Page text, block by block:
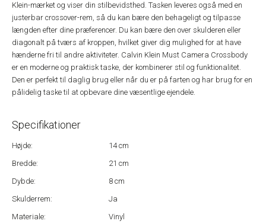
Klein-mærket og viser din stilbevidsthed. Tasken leveres også med en
justerbar crossover-rem, så du kan bære den behageligt og tilpasse
længden efter dine præferencer. Du kan bære den over skulderen eller
diagonalt på tværs af kroppen, hvilket giver dig mulighed for at have
hænderne fri til andre aktiviteter. Calvin Klein Must Camera Crossbody
er en moderne og praktisk taske, der kombinerer stil og funktionalitet.
Den er perfekt til daglig brug eller når du er på farten og har brug for en
pålidelig taske til at opbevare dine væsentlige ejendele.
Specifikationer
Højde:
14 cm
Bredde:
21 cm
Dybde:
8 cm
Skulderrem:
Ja
Materiale:
Vinyl